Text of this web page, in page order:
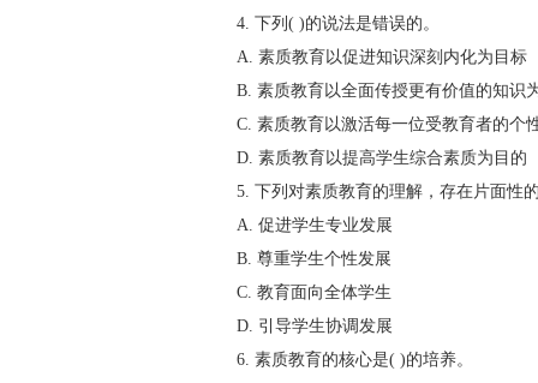
4. 下列( )的说法是错误的。
A. 素质教育以促进知识深刻内化为目标
B. 素质教育以全面传授更有价值的知识
C. 素质教育以激活每一位受教育者的个
D. 素质教育以提高学生综合素质为目的
5. 下列对素质教育的理解，存在片面性
A. 促进学生专业发展
B. 尊重学生个性发展
C. 教育面向全体学生
D. 引导学生协调发展
6. 素质教育的核心是( )的培养。